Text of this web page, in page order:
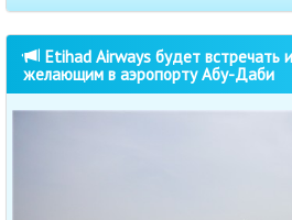
Etihad Airways будет встречать
желающим в аэропорту Абу-Даби